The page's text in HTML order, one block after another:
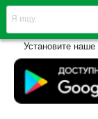
Установите